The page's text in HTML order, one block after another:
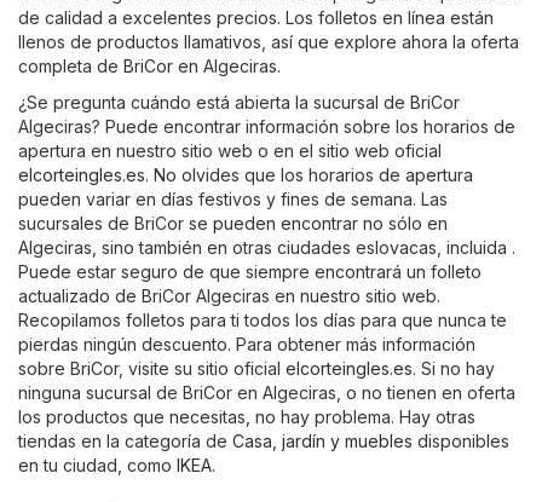
de calidad a excelentes precios. Los folletos en línea están
llenos de productos llamativos, así que explore ahora la oferta
completa de BriCor en Algeciras.
¿Se pregunta cuándo está abierta la sucursal de BriCor
Algeciras? Puede encontrar información sobre los horarios de
apertura en nuestro sitio web o en el sitio web oficial
elcorteingles.es. No olvides que los horarios de apertura
pueden variar en días festivos y fines de semana. Las
sucursales de BriCor se pueden encontrar no sólo en
Algeciras, sino también en otras ciudades eslovacas, incluida .
Puede estar seguro de que siempre encontrará un folleto
actualizado de BriCor Algeciras en nuestro sitio web.
Recopilamos folletos para ti todos los días para que nunca te
pierdas ningún descuento. Para obtener más información
sobre BriCor, visite su sitio oficial elcorteingles.es. Si no hay
ninguna sucursal de BriCor en Algeciras, o no tienen en oferta
los productos que necesitas, no hay problema. Hay otras
tiendas en la categoría de Casa, jardín y muebles disponibles
en tu ciudad, como IKEA.